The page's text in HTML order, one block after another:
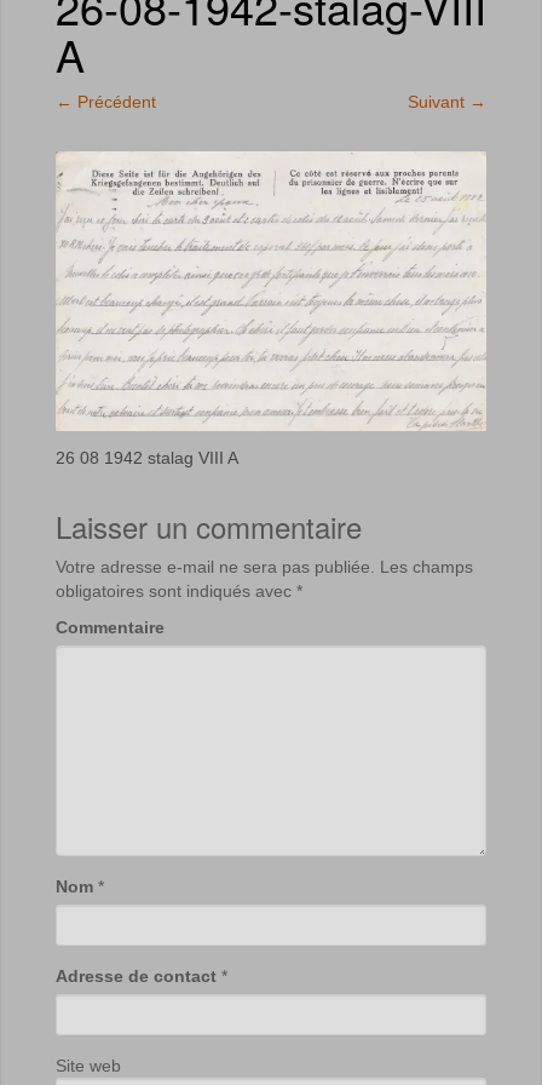
A
← Précédent Suivant →
26 08 1942 stalag VIII A
Laisser un commentaire
Votre adresse e-mail ne sera pas publiée.
Les champs
obligatoires sont indiqués avec *
Commentaire
Nom *
Adresse de contact *
Site web